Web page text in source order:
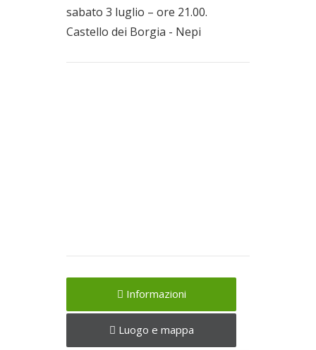
sabato 3 luglio – ore 21.00.
Castello dei Borgia - Nepi
Informazioni
Luogo e mappa